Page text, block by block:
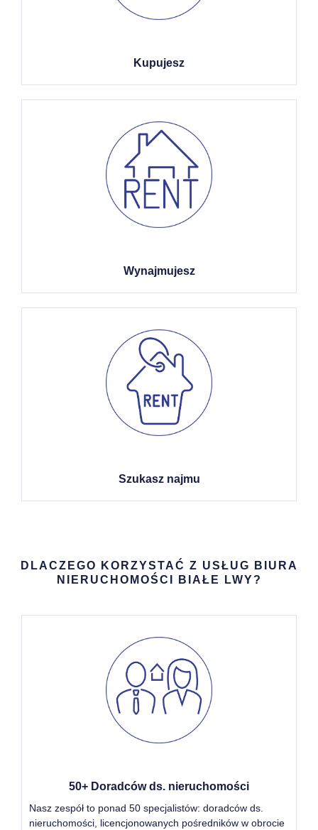
Kupujesz
Wynajmujesz
Szukasz najmu
DLACZEGO KORZYSTAĆ Z USŁUG BIURA
NIERUCHOMOŚCI BIAŁE LWY?
50+ Doradców ds. nieruchomości
Nasz zespół to ponad 50 specjalistów: doradców ds.
nieruchomości, licencjonowanych pośredników w obrocie